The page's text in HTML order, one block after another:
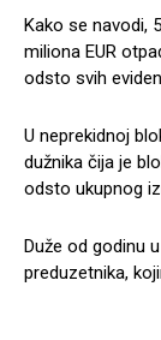
Kako se navodi,
miliona EUR
odsto svih
U neprekidnoj
dužnika čija je
odsto ukupnog
Duže od godinu
preduzetnika,